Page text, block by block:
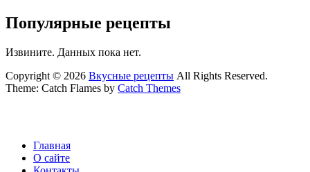
Популярные рецепты
Извините. Данных пока нет.
Copyright © 2026 Вкусные рецепты All Rights Reserved.
Theme: Catch Flames by Catch Themes
Главная
О сайте